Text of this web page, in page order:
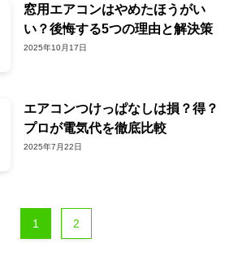
窓用エアコンはやめたほうがい
い？後悔する5つの理由と解決策
2025年10月17日
エアコンつけっぱなしは損？得？
プロが電気代を徹底比較
2025年7月22日
1 2